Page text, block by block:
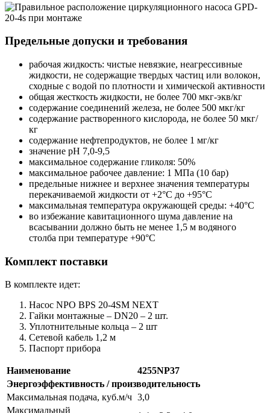
Предельные допуски и требования
рабочая жидкость: чистые невязкие, неагрессивные
жидкости, не содержащие твердых частиц или волокон,
сходные с водой по плотности и химической активности
общая жесткость жидкости, не более 700 мкг-экв/кг
содержание соединений железа, не более 500 мкг/кг
содержание растворенного кислорода, не более 50 мкг/
кг
содержание нефтепродуктов, не более 1 мг/кг
значение рН 7,0-9,5
максимальное содержание гликоля: 50%
максимальное рабочее давление: 1 МПа (10 бар)
предельные нижнее и верхнее значения температуры
перекачиваемой жидкости от +2°С до +95°С
максимальная температура окружающей среды: +40°С
во избежание кавитационного шума давление на
всасывании должно быть не менее 1,5 м водяного
столба при температуре +90°С
Комплект поставки
В комплекте идет:
Насос NPO BPS 20-4SM NEXT
Гайки монтажные – DN20 – 2 шт.
Уплотнительные кольца – 2 шт
Сетевой кабель 1,2 м
Паспорт прибора
Наименование
4255NP37
Энергоэффективность / производительность
Максимальная подача, куб.м/ч 3,0
Максимальный